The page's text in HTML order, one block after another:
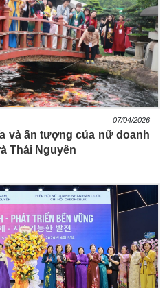
07/04/2026
và ấn tượng của nữ doanh
Thái Nguyên